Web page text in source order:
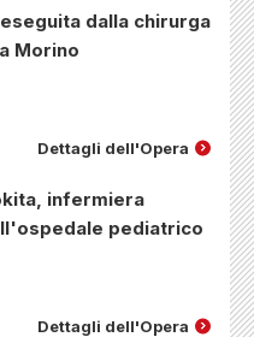
dalla chirurga
Morino
Dettagli dell'Opera
infermiera
pediatrico
Dettagli dell'Opera